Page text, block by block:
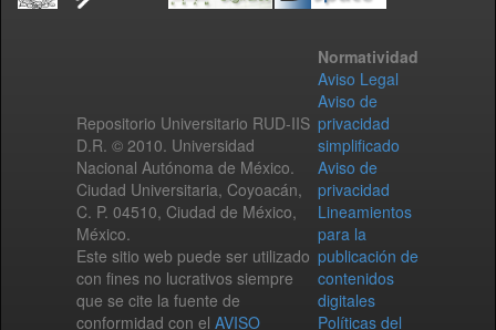
Repositorio Universitario RUD-IIS
D.R. © 2010. Universidad
Nacional Autónoma de México.
Ciudad Universitaria, Coyoacán,
C. P. 04510, Ciudad de México,
México.
Este sitio web puede ser utilizado
con fines no lucrativos siempre
que se cite la fuente de
conformidad con el AVISO
Normatividad
Aviso Legal
Aviso de
privacidad
simplificado
Aviso de
privacidad
Lineamientos
para la
publicación de
contenidos
digitales
Políticas del